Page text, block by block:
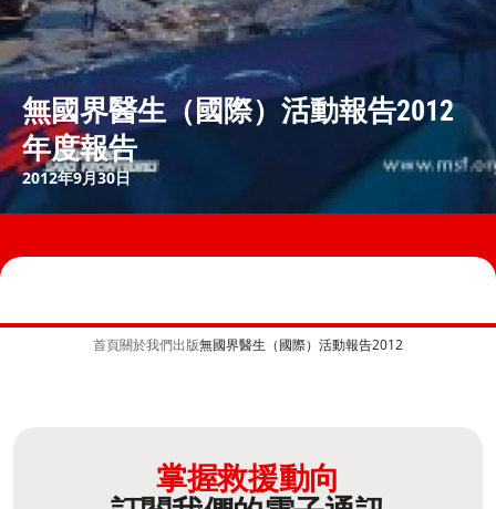
無國界醫生（國際）活動報告2012
年度報告
2012年9月30日
首頁關於我們出版無國界醫生（國際）活動報告2012
掌握救援動向